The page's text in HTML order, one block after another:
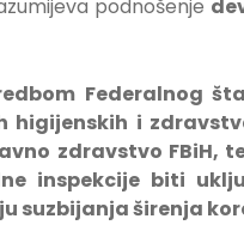
podnošenje
Federalnog
i
zdravstvo FBiH,
inspekcije biti
suzbijanja širenja